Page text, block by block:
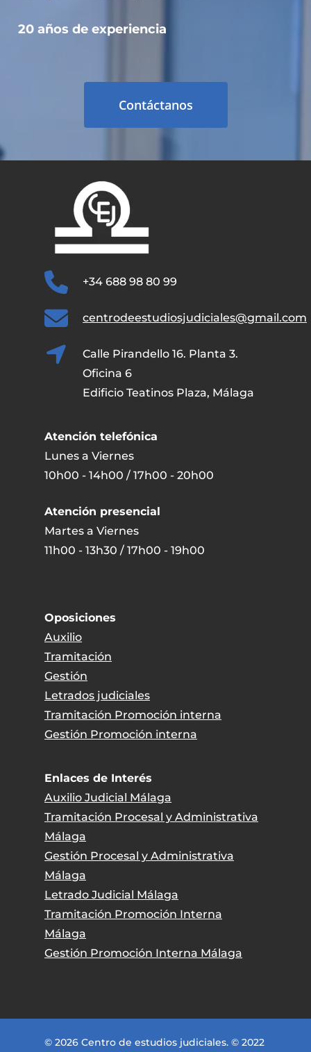
20 años de experiencia
Contáctanos
+34 688 98 80 99
centrodeestudiosjudiciales@gmail.com
Calle Pirandello 16. Planta 3.
Oficina 6
Edificio Teatinos Plaza, Málaga
Atención telefónica
Lunes a Viernes
10h00 - 14h00 / 17h00 - 20h00
Atención presencial
Martes a Viernes
11h00 - 13h30 / 17h00 - 19h00
Oposiciones
Auxilio
Tramitación
Gestión
Letrados judiciales
Tramitación Promoción interna
Gestión Promoción interna
Enlaces de Interés
Auxilio Judicial Málaga
Tramitación Procesal y Administrativa
Málaga
Gestión Procesal y Administrativa
Málaga
Letrado Judicial Málaga
Tramitación Promoción Interna
Málaga
Gestión Promoción Interna Málaga
© 2026 Centro de estudios judiciales. © 2022